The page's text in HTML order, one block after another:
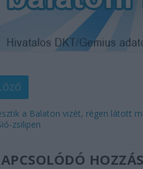
a Balaton vizét, régen látott
zsilipen